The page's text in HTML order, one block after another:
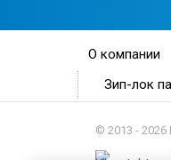
О компании
Зип-лок
© 2013 -